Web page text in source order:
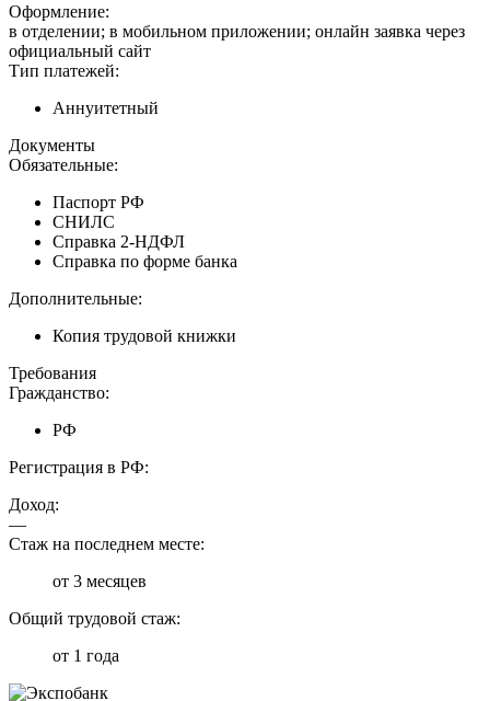
Оформление:
в отделении; в мобильном приложении; онлайн заявка через
официальный сайт
Тип платежей:
Аннуитетный
Документы
Обязательные:
Паспорт РФ
СНИЛС
Справка 2-НДФЛ
Справка по форме банка
Дополнительные:
Копия трудовой книжки
Требования
Гражданство:
РФ
Регистрация в РФ:
Доход:
—
Стаж на последнем месте:
от 3 месяцев
Общий трудовой стаж:
от 1 года